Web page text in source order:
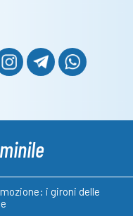
i gironi delle